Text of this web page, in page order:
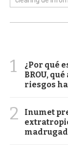
1
¿Por qué
BROU,
riesgos
2
Inumet